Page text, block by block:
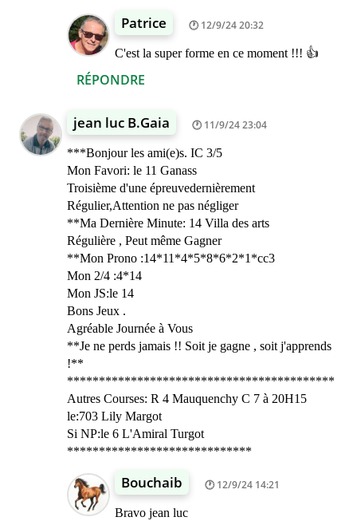
RÉPONDRE
Patrice 12/9/24 20:32
C'est la super forme en ce moment !!! 👍
jean luc B.Gaia 11/9/24 23:04
***Bonjour les ami(e)s. IC 3/5
Mon Favori: le 11 Ganass
Troisième d'une épreuvedernièrement
Régulier,Attention ne pas négliger
**Ma Dernière Minute: 14 Villa des arts
Régulière , Peut même Gagner
**Mon Prono :14*11*4*5*8*6*2*1*cc3
Mon 2/4 :4*14
Mon JS:le 14
Bons Jeux .
Agréable Journée à Vous
**Je ne perds jamais !! Soit je gagne , soit j'apprends
!**
******************************************
Autres Courses: R 4 Mauquenchy C 7 à 20H15
le:703 Lily Margot
Si NP:le 6 L'Amiral Turgot
*****************************
Bouchaib 12/9/24 14:21
Bravo jean luc